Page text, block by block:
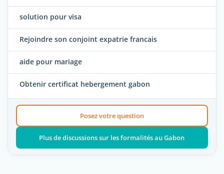
solution pour visa
Rejoindre son conjoint expatrie francais
aide pour mariage
Obtenir certificat hebergement gabon
Posez votre question
Plus de discussions sur les formalités au Gabon